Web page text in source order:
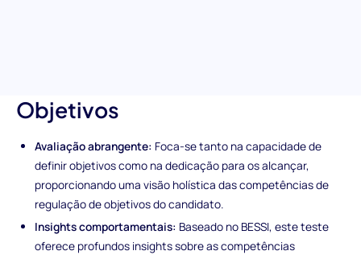
Objetivos
Avaliação abrangente: Foca-se tanto na capacidade de
definir objetivos como na dedicação para os alcançar,
proporcionando uma visão holística das competências de
regulação de objetivos do candidato.
Insights comportamentais: Baseado no BESSI, este teste
oferece profundos insights sobre as competências